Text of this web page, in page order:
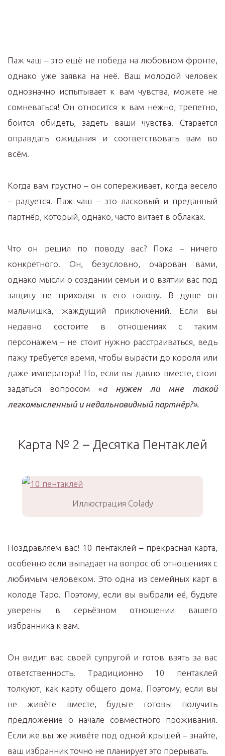
Паж чаш – это ещё не победа на любовном фронте,
однако уже заявка на неё. Ваш молодой человек
однозначно испытывает к вам чувства, можете не
сомневаться! Он относится к вам нежно, трепетно,
боится обидеть, задеть ваши чувства. Старается
оправдать ожидания и соответствовать вам во
всём.
Когда вам грустно – он сопереживает, когда весело
– радуется. Паж чаш – это ласковый и преданный
партнёр, который, однако, часто витает в облаках.
Что он решил по поводу вас? Пока – ничего
конкретного. Он, безусловно, очарован вами,
однако мысли о создании семьи и о взятии вас под
защиту не приходят в его голову. В душе он
мальчишка, жаждущий приключений. Если вы
недавно состоите в отношениях с таким
персонажем – не стоит нужно расстраиваться, ведь
пажу требуется время, чтобы вырасти до короля или
даже императора! Но, если вы давно вместе, стоит
задаться вопросом «а нужен ли мне такой
легкомысленный и недальновидный партнёр?».
Карта № 2 – Десятка Пентаклей
Иллюстрация Colady
Поздравляем вас! 10 пентаклей – прекрасная карта,
особенно если выпадает на вопрос об отношениях с
любимым человеком. Это одна из семейных карт в
колоде Таро. Поэтому, если вы выбрали её, будьте
уверены в серьёзном отношении вашего
избранника к вам.
Он видит вас своей супругой и готов взять за вас
ответственность. Традиционно 10 пентаклей
толкуют, как карту общего дома. Поэтому, если вы
не живёте вместе, будьте готовы получить
предложение о начале совместного проживания.
Если же вы же живёте под одной крышей – знайте,
ваш избранник точно не планирует это прерывать.